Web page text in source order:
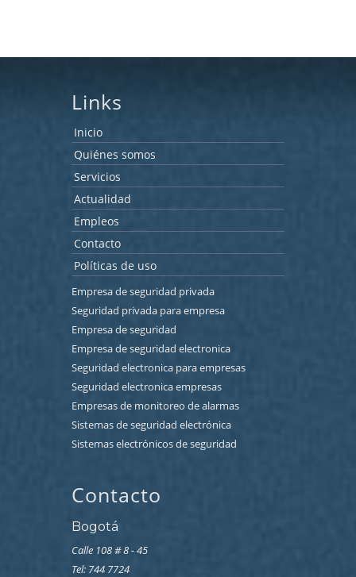
Links
Inicio
Quiénes somos
Servicios
Actualidad
Empleos
Contacto
Políticas de uso
Empresa de seguridad privada
Seguridad privada para empresa
Empresa de seguridad
Empresa de seguridad electronica
Seguridad electronica para empresas
Seguridad electronica empresas
Empresas de monitoreo de alarmas
Sistemas de seguridad electrónica
Sistemas electrónicos de seguridad
Contacto
Bogotá
Calle 108 # 8 - 45
Tel: 744 7724